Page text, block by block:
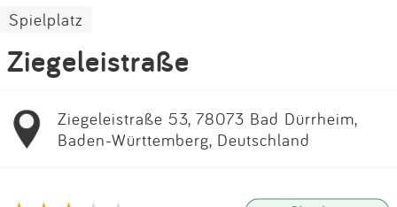
Spielplatz
Ziegeleistraße
Ziegeleistraße 53, 78073 Bad Dürrheim,
Baden-Württemberg, Deutschland